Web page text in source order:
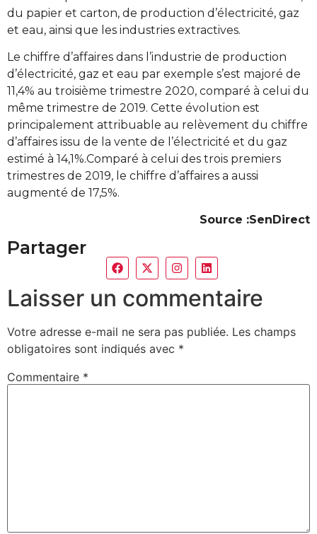
du papier et carton, de production d’électricité, gaz
et eau, ainsi que les industries extractives.
Le chiffre d’affaires dans l’industrie de production
d’électricité, gaz et eau par exemple s’est majoré de
11,4% au troisième trimestre 2020, comparé à celui du
même trimestre de 2019. Cette évolution est
principalement attribuable au relèvement du chiffre
d’affaires issu de la vente de l’électricité et du gaz
estimé à 14,1%.Comparé à celui des trois premiers
trimestres de 2019, le chiffre d’affaires a aussi
augmenté de 17,5%.
Source :SenDirect
Partager
Laisser un commentaire
Votre adresse e-mail ne sera pas publiée. Les champs
obligatoires sont indiqués avec *
Commentaire *